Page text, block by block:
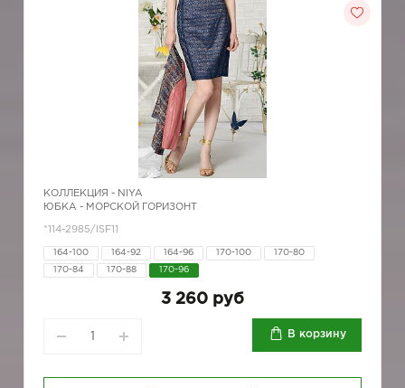
КОЛЛЕКЦИЯ - NIYA
ЮБКА - МОРСКОЙ ГОРИЗОНТ
*114-2985/ISF11
164-100 164-92 164-96 170-100 170-80
170-84 170-88 170-96
3 260 руб
В корзину